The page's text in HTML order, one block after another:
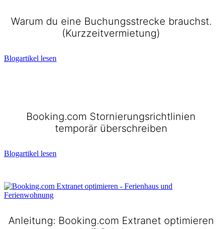
Warum du eine Buchungsstrecke brauchst.
(Kurzzeitvermietung)
Blogartikel lesen
Booking.com Stornierungsrichtlinien
temporär überschreiben
Blogartikel lesen
Anleitung: Booking.com Extranet optimieren